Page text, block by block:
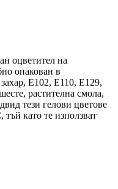
оцветител на
опакован в
E102, E110, E129,
растителна смола,
тези гелови цветове
като те използват